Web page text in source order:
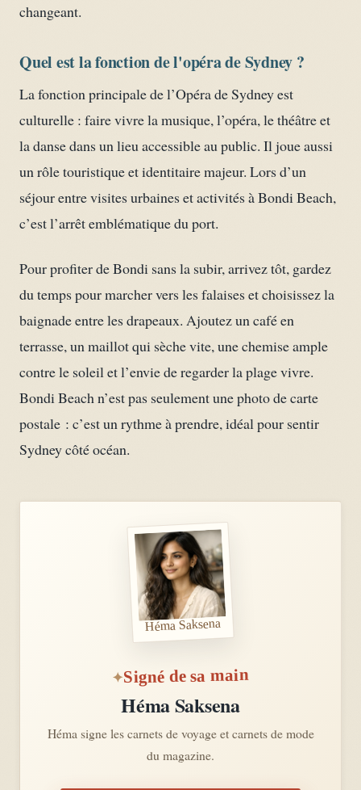
changeant.
Quel est la fonction de l'opéra de Sydney ?
La fonction principale de l’Opéra de Sydney est
culturelle : faire vivre la musique, l’opéra, le théâtre et
la danse dans un lieu accessible au public. Il joue aussi
un rôle touristique et identitaire majeur. Lors d’un
séjour entre visites urbaines et activités à Bondi Beach,
c’est l’arrêt emblématique du port.
Pour profiter de Bondi sans la subir, arrivez tôt, gardez
du temps pour marcher vers les falaises et choisissez la
baignade entre les drapeaux. Ajoutez un café en
terrasse, un maillot qui sèche vite, une chemise ample
contre le soleil et l’envie de regarder la plage vivre.
Bondi Beach n’est pas seulement une photo de carte
postale : c’est un rythme à prendre, idéal pour sentir
Sydney côté océan.
Héma Saksena
Signé de sa main
Héma Saksena
Héma signe les carnets de voyage et carnets de mode
du magazine.